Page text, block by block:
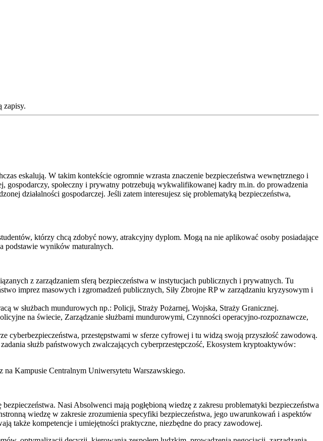
zapisy.
eskalują. W takim kontekście ogromnie wzrasta znaczenie bezpieczeństwa wewnętrznego i
społeczny i prywatny potrzebują wykwalifikowanej kadry m.in. do prowadzenia
działalności gospodarczej. Jeśli zatem interesujesz się problematyką bezpieczeństwa,
którzy chcą zdobyć nowy, atrakcyjny dyplom. Mogą na nie aplikować osoby posiadające
podstawie wyników maturalnych.
z zarządzaniem sferą bezpieczeństwa w instytucjach publicznych i prywatnych. Tu
imprez masowych i zgromadzeń publicznych, Siły Zbrojne RP w zarządzaniu kryzysowym i
w służbach mundurowych np.: Policji, Straży Pożarnej, Wojska, Straży Granicznej.
na świecie, Zarządzanie służbami mundurowymi, Czynności operacyjno-rozpoznawcze,
cyberbezpieczeństwa, przestępstwami w sferze cyfrowej i tu widzą swoją przyszłość zawodową.
służb państwowych zwalczających cyberprzestępczość, Ekosystem kryptoaktywów:
Kampusie Centralnym Uniwersytetu Warszawskiego.
Nasi Absolwenci mają pogłębioną wiedzę z zakresu problematyki bezpieczeństwa
wiedzę w zakresie zrozumienia specyfiki bezpieczeństwa, jego uwarunkowań i aspektów
także kompetencje i umiejętności praktyczne, niezbędne do pracy zawodowej.